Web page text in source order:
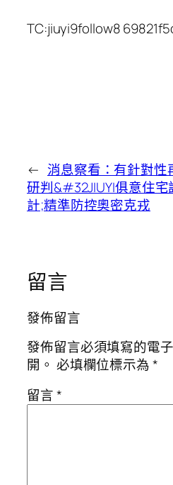
TC:jiuyi9follow8
← 消息察看：有針對性
研判&#32JIUYI俱意住宅
計;精準防控奧密克戎
留言
發佈留言
發佈留言必須填寫的電
開。 必填欄位標示為*
留言*